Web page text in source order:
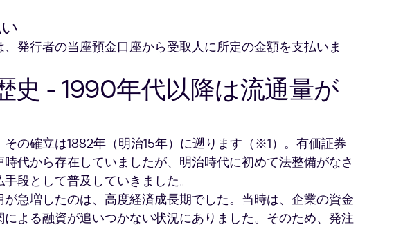
発行者の当座預金口座から受取人に所定の金額を支払いま
史 - 1990年代以降は流通量が
の確立は1882年（明治15年）に遡ります（※1）。有価証券
代から存在していましたが、明治時代に初めて法整備がなさ
段として普及していきました。
急増したのは、高度経済成長期でした。当時は、企業の資金
よる融資が追いつかない状況にありました。そのため、発注